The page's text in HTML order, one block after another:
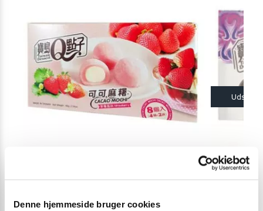
Denne hjemmeside bruger cookies